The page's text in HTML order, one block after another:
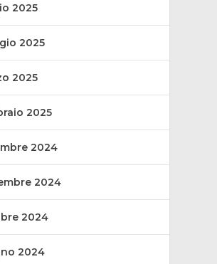
2025
2025
2025
2025
2024
2024
2024
2024